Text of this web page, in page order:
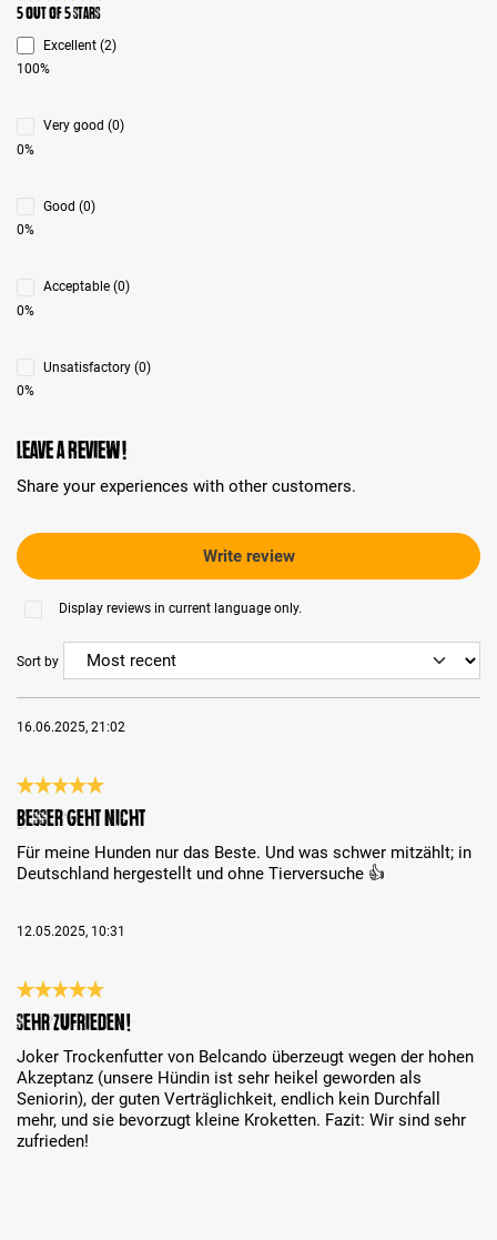
Average rating 5 of 5 Stars
5 out of 5 stars
Excellent (2)
100%
Very good (0)
0%
Good (0)
0%
Acceptable (0)
0%
Unsatisfactory (0)
0%
Leave a review!
Share your experiences with other customers.
Write review
Display reviews in current language only.
Sort by
16.06.2025, 21:02
Review with rating of 5 out of 5 stars
Besser geht nicht
Für meine Hunden nur das Beste. Und was schwer mitzählt; in
Deutschland hergestellt und ohne Tierversuche 👍
12.05.2025, 10:31
Review with rating of 5 out of 5 stars
Sehr zufrieden!
Joker Trockenfutter von Belcando überzeugt wegen der hohen
Akzeptanz (unsere Hündin ist sehr heikel geworden als
Seniorin), der guten Verträglichkeit, endlich kein Durchfall
mehr, und sie bevorzugt kleine Kroketten. Fazit: Wir sind sehr
zufrieden!